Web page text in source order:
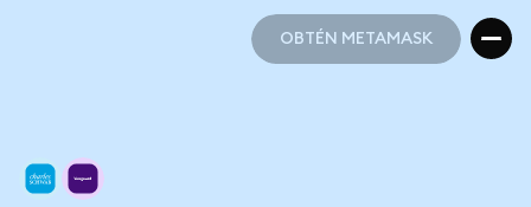
OBTÉN METAMASK